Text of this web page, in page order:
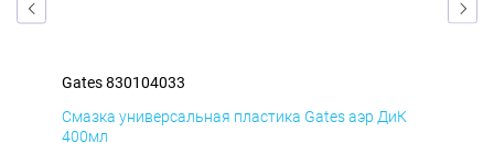
Gates 830104033
Смазка универсальная пластика Gates аэр ДиК
400мл